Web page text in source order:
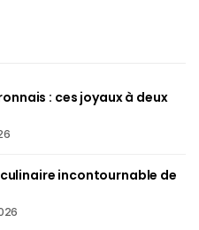
: ces joyaux à deux
incontournable de